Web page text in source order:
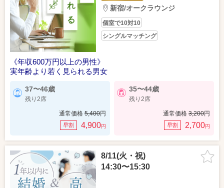
新宿/オークラウンジ
個室で10対10
シングルマッチング
《年収600万円以上の男性》
実年齢より若く見られる男女
37〜46歳
残り2席
通常価格 5,400円
早割 4,900円
35〜44歳
残り2席
通常価格 3,200円
早割 2,700円
8/11(火・祝)
14:30〜15:30